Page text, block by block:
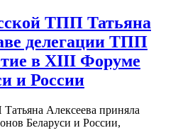
ТПП Татьяна
делегации ТПП
в XIII Форуме
и России
Алексеева приняла
Беларуси и России,